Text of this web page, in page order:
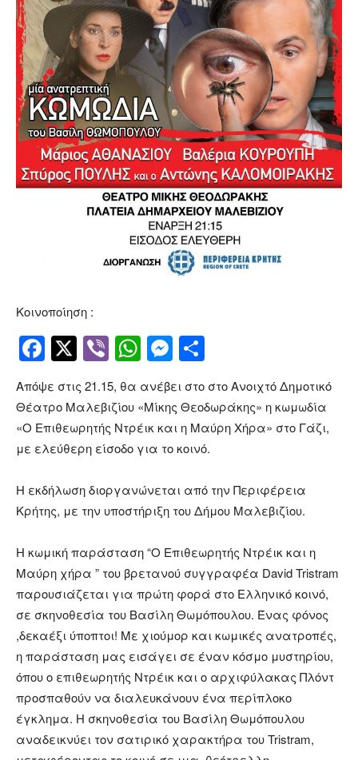
Κοινοποίηση :
Facebook
Twitter
ViberWhatsApp
Messenger
Απόψε στις 21.15, θα ανέβει στο στο Ανοιχτό Δημοτικό
Θέατρο Μαλεβιζίου «Μίκης Θεοδωράκης» η κωμωδία
«Ο Επιθεωρητής Ντρέικ και η Μαύρη Χήρα» στο Γάζι,
με ελεύθερη είσοδο για το κοινό.
Η εκδήλωση διοργανώνεται από την Περιφέρεια
Κρήτης, με την υποστήριξη του Δήμου Μαλεβιζίου.
Η κωμική παράσταση “Ο Επιθεωρητής Ντρέικ και η
Μαύρη χήρα ” του βρετανού συγγραφέα David Tristram
παρουσιάζεται για πρώτη φορά στο Ελληνικό κοινό,
σε σκηνοθεσία του Βασίλη Θωμόπουλου. Ένας φόνος
,δεκαέξι ύποπτοι! Με χιούμορ και κωμικές ανατροπές,
η παράσταση μας εισάγει σε έναν κόσμο μυστηρίου,
όπου ο επιθεωρητής Ντρέικ και ο αρχιφύλακας Πλόντ
προσπαθούν να διαλευκάνουν ένα περίπλοκο
έγκλημα. Η σκηνοθεσία του Βασίλη Θωμόπουλου
αναδεικνύει τον σατιρικό χαρακτήρα του Tristram,